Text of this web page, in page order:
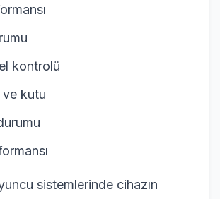
kontrolü
kutu
sistemlerinde cihazın